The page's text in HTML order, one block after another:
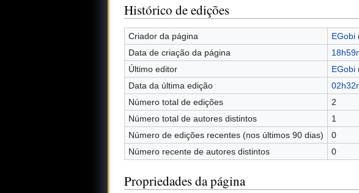
Histórico de edições
Criador da página EGobi
Data de criação da página
Último editor
EGobi
Data da última edição
Número total de edições
2
Número total de autores distintos
1
Número de edições recentes (nos últimos 90 dias)
0
Número recente de autores distintos
0
Propriedades da página